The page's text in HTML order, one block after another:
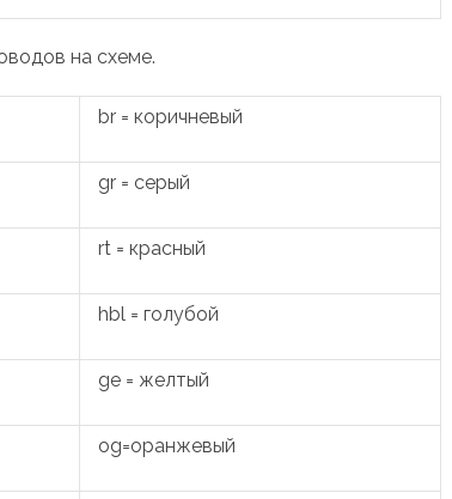
на схеме.
br = коричневый
gr = серый
rt = красный
hbl = голубой
ge = желтый
og=оранжевый